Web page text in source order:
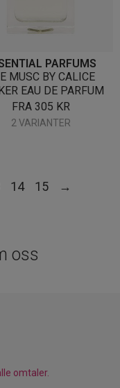
PARFUMS
MUSC BY CALICE
EAU DE PARFUM
FRA 305 KR
2 VARIANTER
14 15 →
oss
omtaler.